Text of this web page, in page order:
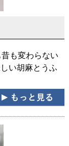
も変わらない
い胡麻とうふ